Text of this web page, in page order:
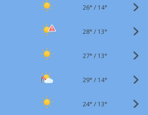
26° / 14°
28° / 13°
27° / 13°
29° / 14°
24° / 13°